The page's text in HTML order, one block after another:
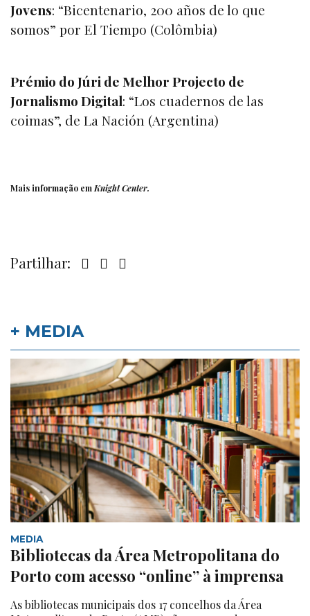
Jovens: “Bicentenario, 200 años de lo que
somos” por El Tiempo (Colômbia)
Prémio do Júri de Melhor Projecto de
Jornalismo Digital: “Los cuadernos de las
coimas”, de La Nación (Argentina)
Mais informação emKnight Center.
Partilhar:
+ MEDIA
MEDIA
Bibliotecas da Área Metropolitana do
Porto com acesso “online” à imprensa
As bibliotecas municipais dos 17 concelhos da Área